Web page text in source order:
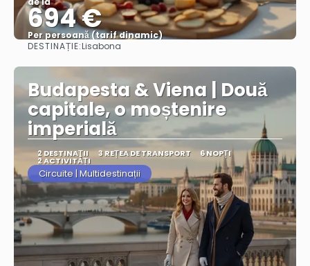
694 €
Per persoană (tarif dinamic)
Vezi mai multe
DESTINAȚIE:Lisabona
Budapesta & Viena | Două
capitale, o moștenire
imperială
2 DESTINAŢII 3 REȚEA DE TRANSPORT 6 NOPȚI
2 ACTIVITĂȚI
Circuite | Multidestinații